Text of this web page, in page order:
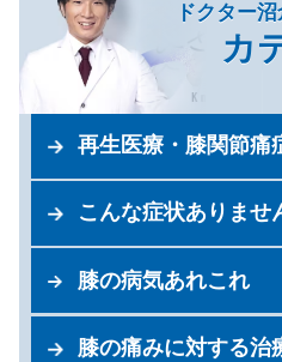
ドクター
カ
再生医療・膝関節痛
こんな症状ありませ
膝の病気あれこれ
膝の痛みに対する治